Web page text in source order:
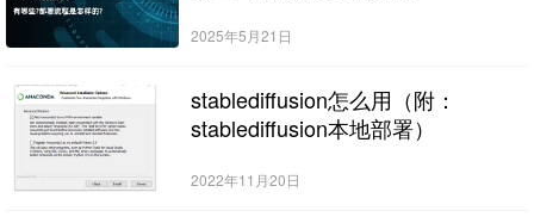
2025年5月21日
stablediffusion怎么用（附：
stablediffusion本地部署）
2022年11月20日